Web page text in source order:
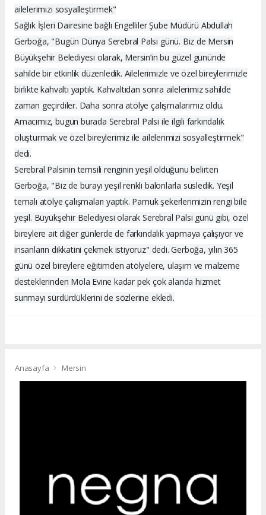
ailelerimizi sosyalleştirmek"
Sağlık İşleri Dairesine bağlı Engelliler Şube Müdürü Abdullah
Gerboğa, "Bugün Dünya Serebral Palsi günü. Biz de Mersin
Büyükşehir Belediyesi olarak, Mersin’in bu güzel gününde
sahilde bir etkinlik düzenledik. Ailelerimizle ve özel bireylerimizle
birlikte kahvaltı yaptık. Kahvaltıdan sonra ailelerimiz sahilde
zaman geçirdiler. Daha sonra atölye çalışmalarımız oldu.
Amacımız, bugün burada Serebral Palsi ile ilgili farkındalık
oluşturmak ve özel bireylerimiz ile ailelerimizi sosyalleştirmek"
dedi.
Serebral Palsinin temsili renginin yeşil olduğunu belirten
Gerboğa, "Biz de burayı yeşil renkli balonlarla süsledik. Yeşil
temalı atölye çalışmaları yaptık. Pamuk şekerlerimizin rengi bile
yeşil. Büyükşehir Belediyesi olarak Serebral Palsi günü gibi, özel
bireylere ait diğer günlerde de farkındalık yapmaya çalışıyor ve
insanların dikkatini çekmek istiyoruz" dedi. Gerboğa, yılın 365
günü özel bireylere eğitimden atölyelere, ulaşım ve malzeme
desteklerinden Mola Evine kadar pek çok alanda hizmet
sunmayı sürdürdüklerini de sözlerine ekledi.
Anasayfa Mersin